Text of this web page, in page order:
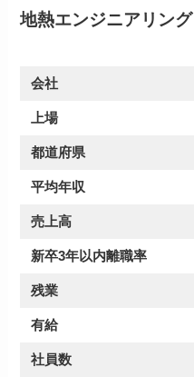
地熱エンジニアリング
会社
上場
都道府県
平均年収
売上高
新卒3年以内離職率
残業
有給
社員数